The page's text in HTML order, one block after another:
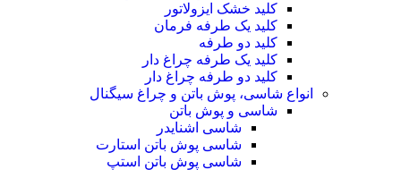
کلید خشک ایزولاتور
کلید یک طرفه فرمان
کلید دو طرفه
کلید یک طرفه چراغ دار
کلید دو طرفه چراغ دار
انواع شاسی، پوش باتن و چراغ سیگنال
شاسی و پوش باتن
شاسی اشنایدر
شاسی پوش باتن استارت
شاسی پوش باتن استپ